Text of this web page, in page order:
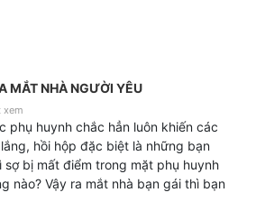
MẮT NHÀ NGƯỜI YÊU
xem
phụ huynh chắc hẳn luôn khiến các
hồi hộp đặc biệt là những bạn
bị mất điểm trong mặt phụ huynh
nào? Vậy ra mắt nhà bạn gái thì bạn